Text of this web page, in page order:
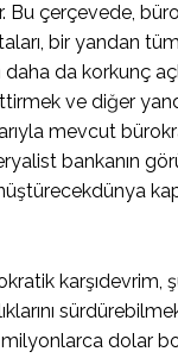
Bu çerçevede,
bir yandan
da korkunç
ve diğer
mevcut
bankanın
karşıdevrim,
milyonlarca dolar